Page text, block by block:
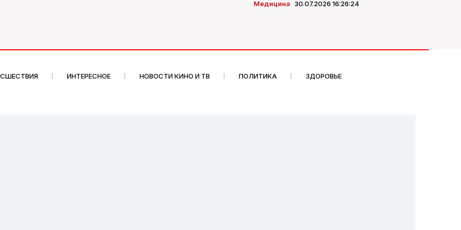
Медицина 30.07.2026 16:26:24
ИНТЕРЕСНОЕ НОВОСТИ КИНО И ТВ ПОЛИТИКА ЗДОРОВЬЕ